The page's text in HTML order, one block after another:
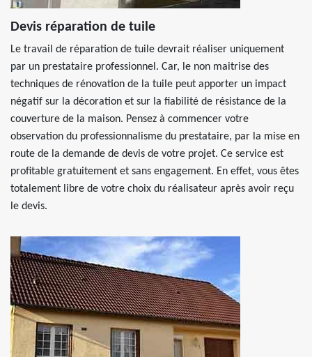
Devis réparation de tuile
Le travail de réparation de tuile devrait réaliser uniquement
par un prestataire professionnel. Car, le non maitrise des
techniques de rénovation de la tuile peut apporter un impact
négatif sur la décoration et sur la fiabilité de résistance de la
couverture de la maison. Pensez à commencer votre
observation du professionnalisme du prestataire, par la mise en
route de la demande de devis de votre projet. Ce service est
profitable gratuitement et sans engagement. En effet, vous êtes
totalement libre de votre choix du réalisateur après avoir reçu
le devis.